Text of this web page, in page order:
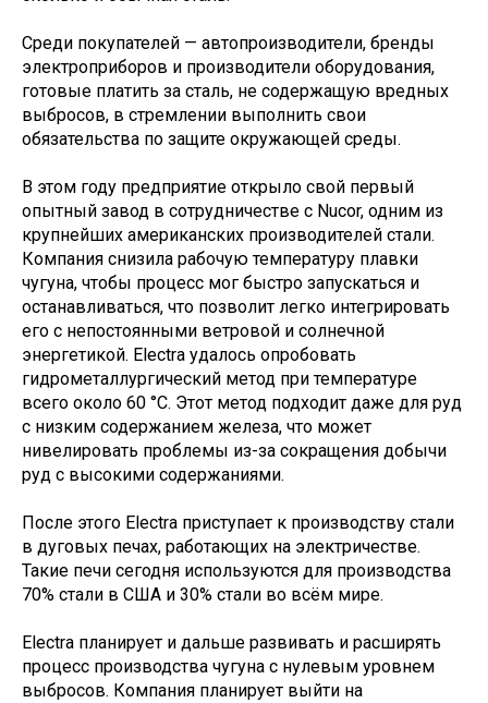
Среди покупателей — автопроизводители, бренды
электроприборов и производители оборудования,
готовые платить за сталь, не содержащую вредных
выбросов, в стремлении выполнить свои
обязательства по защите окружающей среды.
В этом году предприятие открыло свой первый
опытный завод в сотрудничестве с Nucor, одним из
крупнейших американских производителей стали.
Компания снизила рабочую температуру плавки
чугуна, чтобы процесс мог быстро запускаться и
останавливаться, что позволит легко интегрировать
его с непостоянными ветровой и солнечной
энергетикой. Electra удалось опробовать
гидрометаллургический метод при температуре
всего около 60 °C. Этот метод подходит даже для руд
с низким содержанием железа, что может
нивелировать проблемы из-за сокращения добычи
руд с высокими содержаниями.
После этого Electra приступает к производству стали
в дуговых печах, работающих на электричестве.
Такие печи сегодня используются для производства
70% стали в США и 30% стали во всём мире.
Electra планирует и дальше развивать и расширять
процесс производства чугуна с нулевым уровнем
выбросов. Компания планирует выйти на